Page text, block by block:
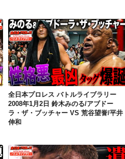
全日本プロレス バトルライブラリー 2008年1月2日 鈴木みのる/アブドーラ・ザ・ブッチャー VS 荒谷望誉/平井伸和
全日本プロレス バトルライブラリー
2008年1月2日 鈴木みのる/アブドー
ラ・ザ・ブッチャー VS 荒谷望誉/平井
伸和